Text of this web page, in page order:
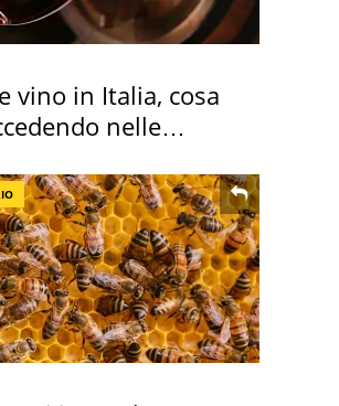
vino in Italia, cosa
nelle